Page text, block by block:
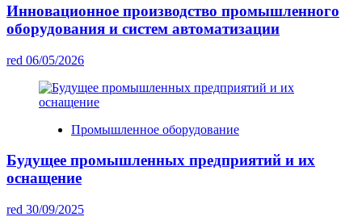
Инновационное производство промышленного
оборудования и систем автоматизации
red 06/05/2026
Промышленное оборудование
Будущее промышленных предприятий и их
оснащение
red 30/09/2025